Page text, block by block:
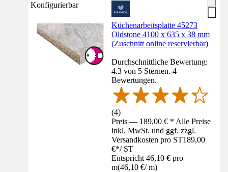
Konfigurierbar
Küchenarbeitsplatte 45273
Oldstone 4100 x 635 x 38 mm
(Zuschnitt online reservierbar)
Durchschnittliche Bewertung:
4.3 von 5 Sternen. 4
Bewertungen.
(4)
Preis — 189,00 € * Alle Preise
inkl. MwSt. und ggf. zzgl.
Versandkosten pro ST189,00
€*/ ST
Entspricht 46,10 € pro
m(46,10 €/ m)